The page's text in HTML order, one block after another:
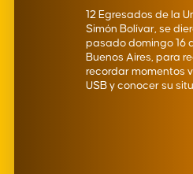
12 Egresados de la
Simón Bolívar, se
pasado domingo 16
Buenos Aires, para
recordar momentos
USB y conocer su